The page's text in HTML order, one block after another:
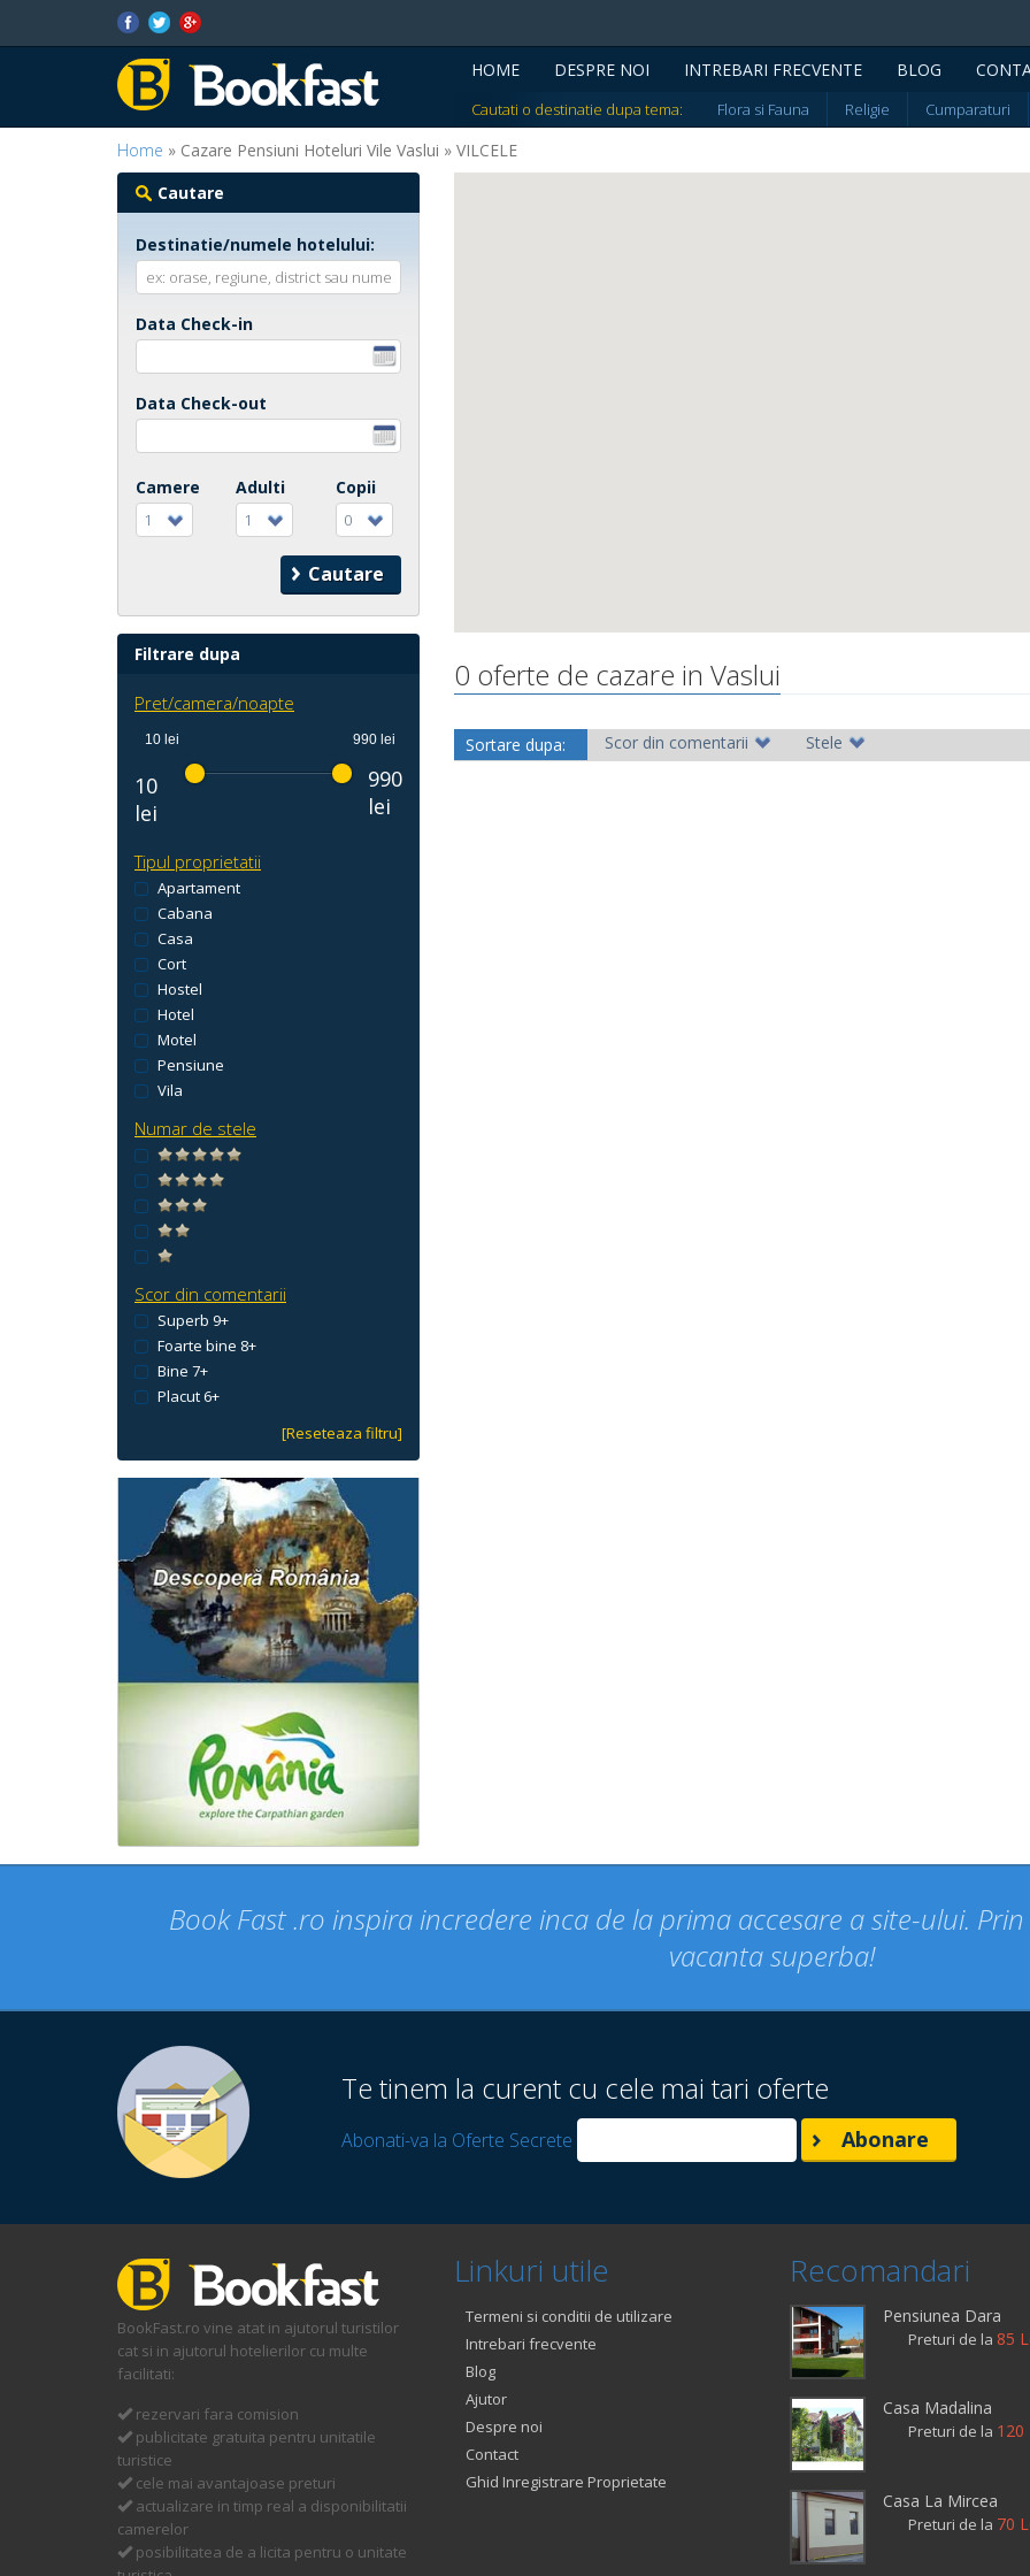
HOME DESPRE NOI INTREBARI FRECVENTE BLOG
Cautati o destinatie dupa tema:
Flora si Fauna Religie Cumparaturi
Home » Cazare Pensiuni Hoteluri Vile Vaslui » VILCELE
Cautare
Destinatie/numele hotelului:
Data Check-in
Data Check-out
Camere
1
Adulti
1
Copii
0
Filtrare dupa
Pret/camera/noapte
10
lei
10 lei 990 lei
990
lei
Tipul proprietatii
Apartament
Cabana
Casa
Cort
Hostel
Hotel
Motel
Pensiune
Vila
Numar de stele
Scor din comentarii
Superb 9+
Foarte bine 8+
Bine 7+
Placut 6+
[Reseteaza filtru]
0 oferte de cazare in Vaslui
Sortare dupa: Scor din comentarii Stele
Book Fast .ro inspira incredere inca de la prima accesare a site-ului.
vacanta superba!
Te tinem la curent cu cele mai tari oferte
Abonati-va la Oferte Secrete
BookFast.ro vine atat in ajutorul turistilor
cat si in ajutorul hotelierilor cu multe
facilitati:
rezervari fara comision
publicitate gratuita pentru unitatile
turistice
cele mai avantajoase preturi
actualizare in timp real a disponibilitatii
camerelor
posibilitatea de a licita pentru o unitate
Linkuri utile
Termeni si conditii de utilizare
Intrebari frecvente
Blog
Ajutor
Despre noi
Contact
Ghid Inregistrare Proprietate
Recomandari
Pensiunea Dara
Preturi de la 85
Casa Madalina
Preturi de la 120
Casa La Mircea
Preturi de la 70